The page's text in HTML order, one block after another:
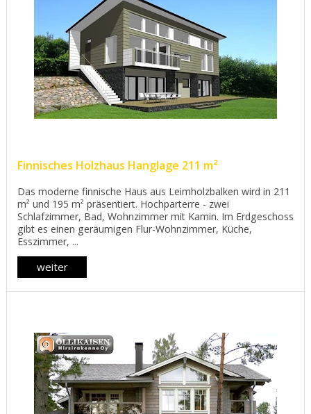
Finnisches Holzhaus Hanglage 211 m²
Das moderne finnische Haus aus Leimholzbalken wird in 211
m² und 195 m² präsentiert. Hochparterre - zwei
Schlafzimmer, Bad, Wohnzimmer mit Kamin. Im Erdgeschoss
gibt es einen geräumigen Flur-Wohnzimmer, Küche,
Esszimmer, ...
weiter